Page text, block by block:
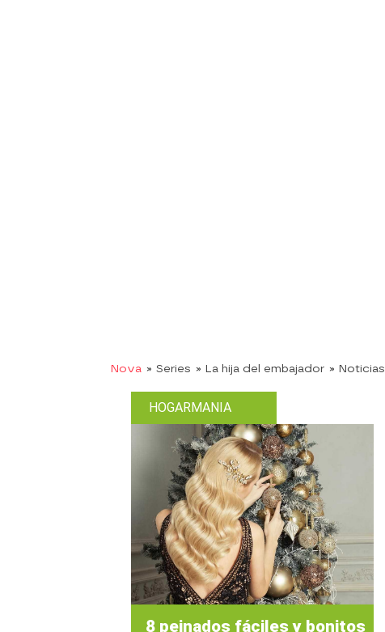
Nova » Series » La hija del embajador » Noticias
HOGARMANIA
8 peinados fáciles y bonitos